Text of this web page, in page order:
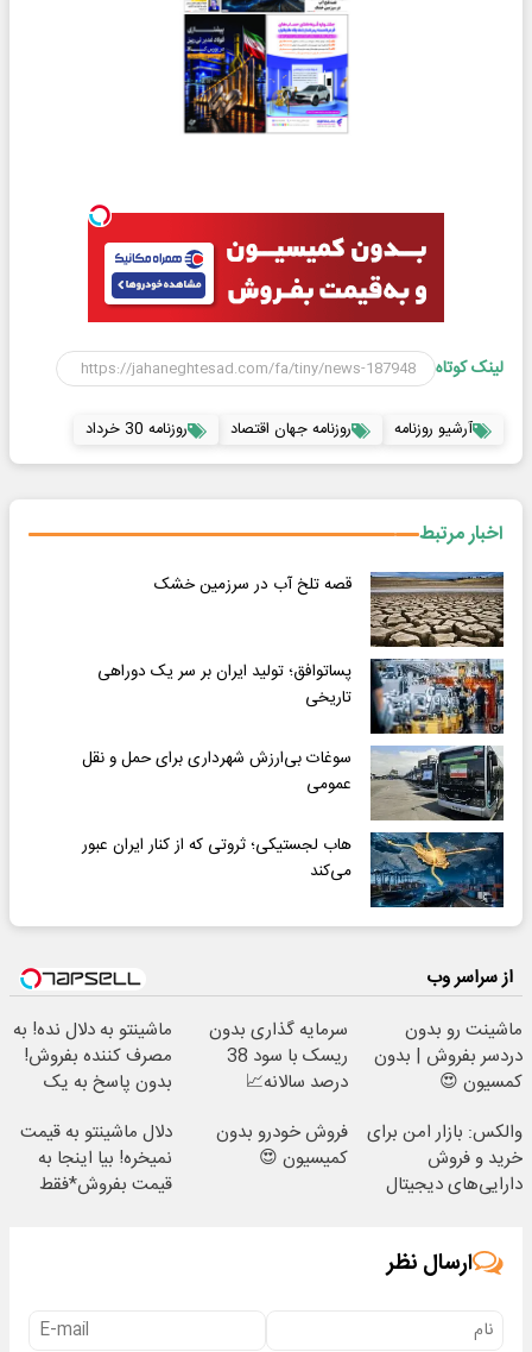
لینک کوتاه
آرشیو روزنامه روزنامه جهان اقتصاد روزنامه 30 خرداد
اخبار مرتبط
قصه تلخ آب در سرزمین خشک
پساتوافق؛ تولید ایران بر سر یک دوراهی
تاریخی
سوغات بی‌ارزش شهرداری برای حمل و نقل
عمومی
هاب لجستیکی؛ ثروتی که از کنار ایران عبور
می‌کند
از سراسر وب
ماشینت رو بدون
دردسر بفروش | بدون
کمسیون 😍
سرمایه گذاری بدون
ریسک با سود 38
درصد سالانه📈
ماشینتو به دلال نده! به
مصرف کننده بفروش!
بدون پاسخ به یک
والکس: بازار امن برای
خرید و فروش
دارایی‌های دیجیتال
فروش خودرو بدون
کمیسیون 😍
دلال ماشینتو به قیمت
نمیخره! بیا اینجا به
قیمت بفروش*فقط
ارسال نظر